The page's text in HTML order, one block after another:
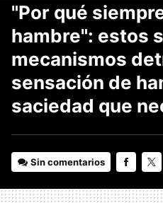
"Por qué
hambre": estos
mecanismos
sensación de
saciedad que
Sin comentarios